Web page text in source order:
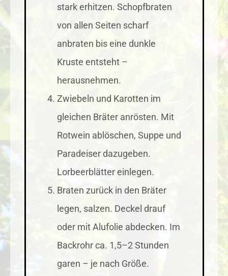
stark erhitzen. Schopfbraten
von allen Seiten scharf
anbraten bis eine dunkle
Kruste entsteht –
herausnehmen.
Zwiebeln und Karotten im
gleichen Bräter anrösten. Mit
Rotwein ablöschen, Suppe und
Paradeiser dazugeben.
Lorbeerblätter einlegen.
Braten zurück in den Bräter
legen, salzen. Deckel drauf
oder mit Alufolie abdecken. Im
Backrohr ca. 1,5–2 Stunden
garen – je nach Größe.